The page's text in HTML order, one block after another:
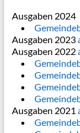
Ausgaben 2024
Ausgaben 2023
Ausgaben 2022
Ausgaben 2021